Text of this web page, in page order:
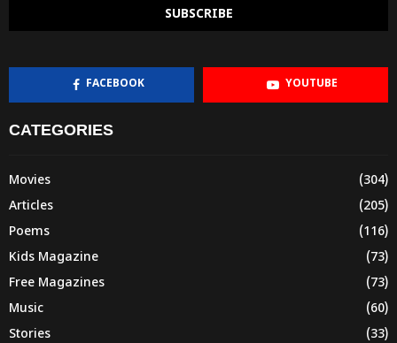
FACEBOOK YOUTUBE
CATEGORIES
Movies
(304)
Articles
(205)
Poems
(116)
Kids Magazine
(73)
Free Magazines
(73)
Music
(60)
Stories
(33)